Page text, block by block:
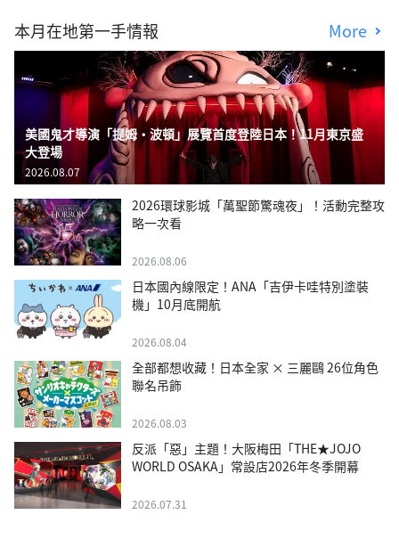
本月在地第一手情報 More
美國鬼才導演「提姆・波頓」展覽首度登陸日本！11月東京盛
大登場
2026.08.07
2026環球影城「萬聖節驚魂夜」！活動完整攻
略一次看
2026.08.06
日本國內線限定！ANA「吉伊卡哇特別塗裝
機」10月底開航
2026.08.04
全部都想收藏！日本全家 × 三麗鷗 26位角色
聯名吊飾
2026.08.03
反派「惡」主題！大阪梅田「THE★JOJO
WORLD OSAKA」常設店2026年冬季開幕
2026.07.31